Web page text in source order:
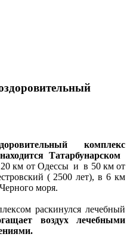
комплекс
Татарбунарском
км от Одессы и в 50 км от
( 2500 лет), в 6 км
моря.
раскинулся лечебный
воздух лечебными